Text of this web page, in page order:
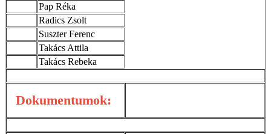
Pap Réka
Radics Zsolt
Suszter Ferenc
Takács Attila
Takács Rebeka
Dokumentumok: